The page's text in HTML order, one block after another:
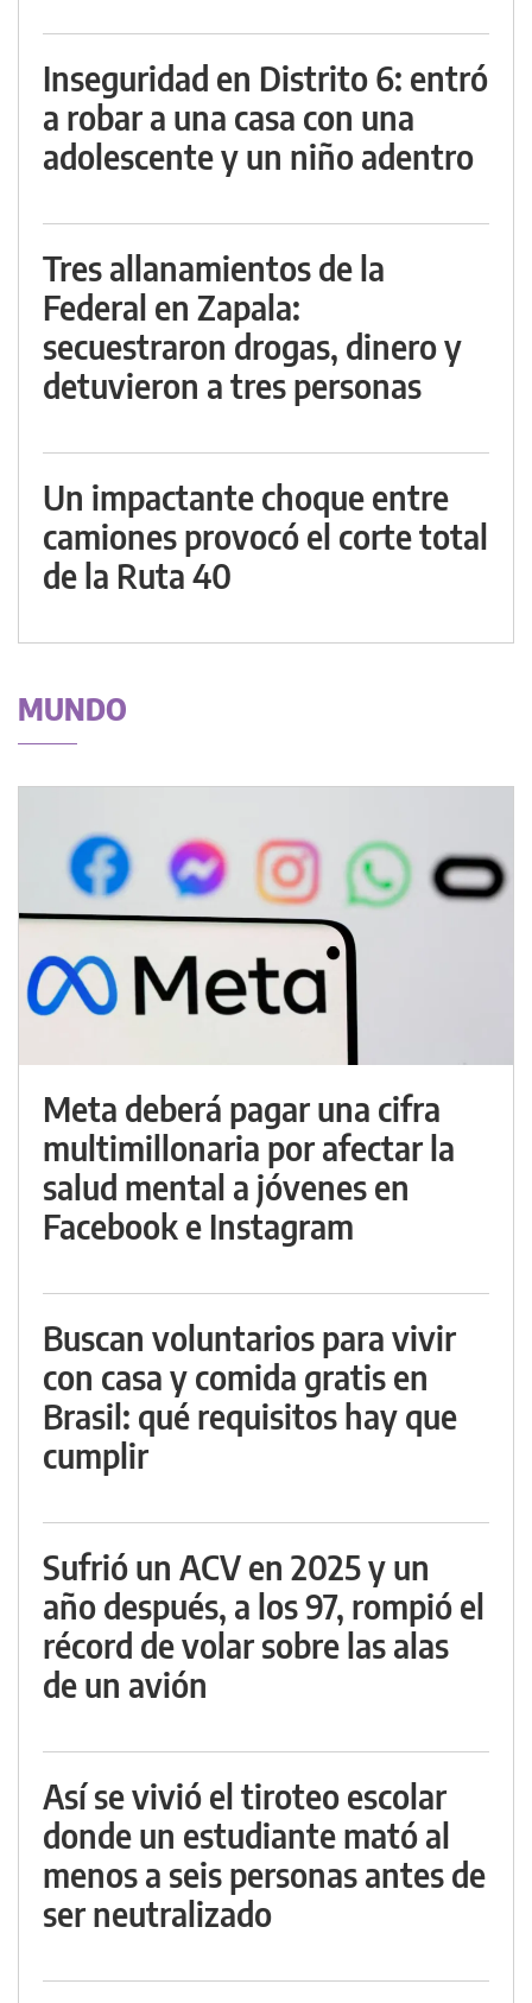
Inseguridad en Distrito 6: entró
a robar a una casa con una
adolescente y un niño adentro
Tres allanamientos de la
Federal en Zapala:
secuestraron drogas, dinero y
detuvieron a tres personas
Un impactante choque entre
camiones provocó el corte total
de la Ruta 40
MUNDO
Meta deberá pagar una cifra
multimillonaria por afectar la
salud mental a jóvenes en
Facebook e Instagram
Buscan voluntarios para vivir
con casa y comida gratis en
Brasil: qué requisitos hay que
cumplir
Sufrió un ACV en 2025 y un
año después, a los 97, rompió el
récord de volar sobre las alas
de un avión
Así se vivió el tiroteo escolar
donde un estudiante mató al
menos a seis personas antes de
ser neutralizado